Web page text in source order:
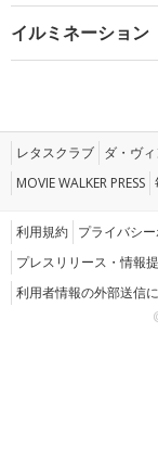
イルミネーション
レタスクラブ ダ・ヴ
MOVIE WALKER PRESS
利用規約 プライバシ
プレスリリース・情報
利用者情報の外部送信